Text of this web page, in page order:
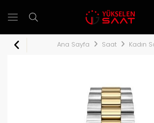
Ana Sayfa Saat Kadın